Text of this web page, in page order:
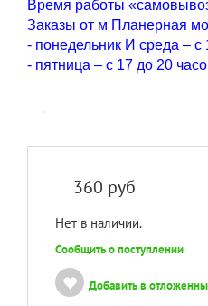
Время работы
Заказы от м Планерная
- понедельник И среда – с
- пятница – с 17 до 20
360 руб
Нет в наличии.
Сообщить о поступлении
Добавить в